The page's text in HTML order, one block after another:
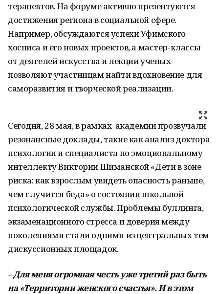
терапевтов. На форуме активно презентуются
достижения региона в социальной сфере.
Например, обсуждаются успехи Уфимского
хосписа и его новых проектов, а мастер-классы
от деятелей искусства и лекции ученых
позволяют участницам найти вдохновение для
саморазвития и творческой реализации.
Сегодня, 28 мая, в рамках академии прозвучали
резонансные доклады, такие как анализ доктора
психологии и специалиста по эмоциональному
интеллекту Виктории Шиманской «Дети в зоне
риска: как взрослым увидеть опасность раньше,
чем случится беда» о состоянии школьной
психологической службы. Проблемы буллинга,
экзаменационного стресса и доверия между
поколениями стали одними из центральных тем
дискуссионных площадок.
– Для меня огромная честь уже третий раз быть
на «Территории женского счастья». И в этом